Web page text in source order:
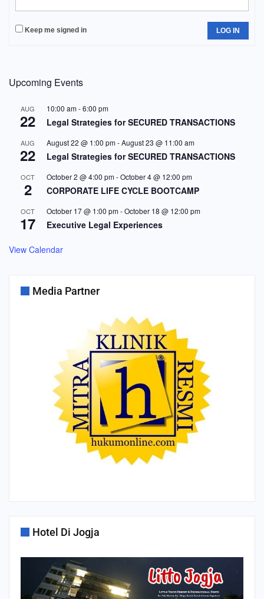
Keep me signed in LOG IN
Upcoming Events
AUG
22
10:00 am-6:00 pm
Legal Strategies for SECURED TRANSACTIONS
AUG
22
August 22 @ 1:00 pm-August 23 @ 11:00 am
Legal Strategies for SECURED TRANSACTIONS
OCT
2
October 2 @ 4:00 pm-October 4 @ 12:00 pm
CORPORATE LIFE CYCLE BOOTCAMP
OCT
17
October 17 @ 1:00 pm-October 18 @ 12:00 pm
Executive Legal Experiences
View Calendar
Media Partner
Hotel Di Jogja